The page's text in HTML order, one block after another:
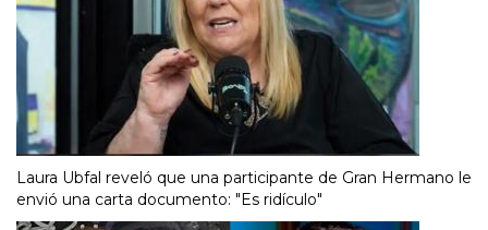
Laura Ubfal reveló que una participante de Gran Hermano le
envió una carta documento: "Es ridículo"